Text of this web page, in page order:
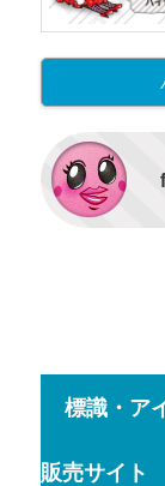
標識・ア
販売サイト